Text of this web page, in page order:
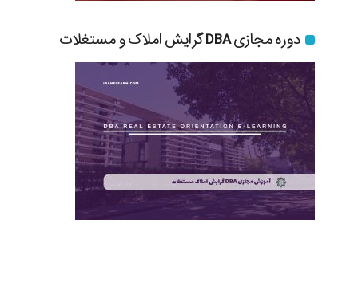
دوره مجازی DBA گرایش املاک و مستغلات